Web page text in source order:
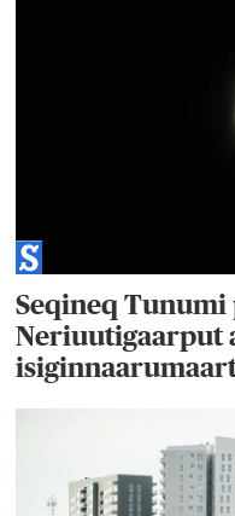
Seqineq Tunumi
Neriuutigaarput